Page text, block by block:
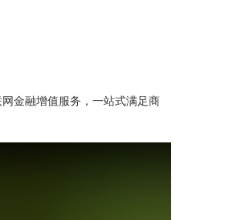
金融增值服务，一站式满足商